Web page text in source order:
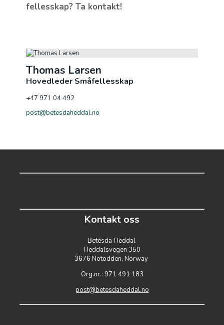
fellesskap? Ta kontakt!
Thomas Larsen
Hovedleder Småfellesskap
+47 971 04 492
post@betesdaheddal.no
Kontakt oss
Betesda Heddal
Heddalsvegen 350
3676 Notodden, Norway
Org.nr.: 971 491 183
post@betesdaheddal.no